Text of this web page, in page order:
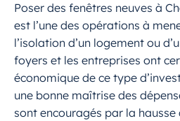
Poser des fenêtres neuves à
est l’une des opérations à
l’isolation d’un logement ou
foyers et les entreprises ont
économique de ce type
une bonne maîtrise des
sont encouragés par la hausse